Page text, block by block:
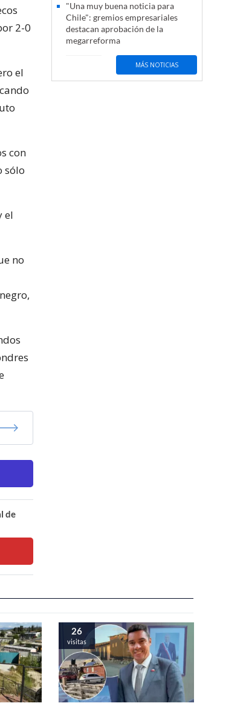
2-0
el
con
sólo
el
no
de
"Una muy buena noticia para
Chile": gremios empresariales
destacan aprobación de la
megarreforma
MÁS NOTICIAS
26
visitas